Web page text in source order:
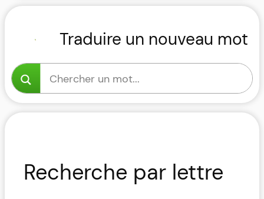
Traduire un nouveau mot
Recherche par lettre